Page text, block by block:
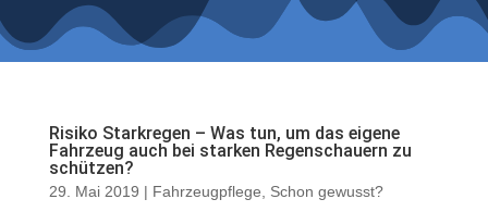
Risiko Starkregen – Was tun, um das eigene
Fahrzeug auch bei starken Regenschauern zu
schützen?
29. Mai 2019 | Fahrzeugpflege Schon gewusst?